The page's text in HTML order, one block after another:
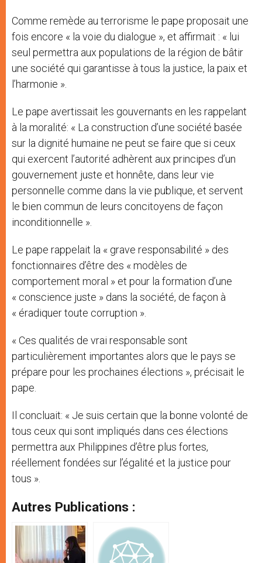
Comme remède au terrorisme le pape proposait une
fois encore « la voie du dialogue », et affirmait : « lui
seul permettra aux populations de la région de bâtir
une société qui garantisse à tous la justice, la paix et
l’harmonie ».
Le pape avertissait les gouvernants en les rappelant
à la moralité: « La construction d’une société basée
sur la dignité humaine ne peut se faire que si ceux
qui exercent l’autorité adhèrent aux principes d’un
gouvernement juste et honnête, dans leur vie
personnelle comme dans la vie publique, et servent
le bien commun de leurs concitoyens de façon
inconditionnelle ».
Le pape rappelait la « grave responsabilité » des
fonctionnaires d’être des « modèles de
comportement moral » et pour la formation d’une
« conscience juste » dans la société, de façon à
« éradiquer toute corruption ».
« Ces qualités de vrai responsable sont
particulièrement importantes alors que le pays se
prépare pour les prochaines élections », précisait le
pape.
Il concluait: « Je suis certain que la bonne volonté de
tous ceux qui sont impliqués dans ces élections
permettra aux Philippines d’être plus fortes,
réellement fondées sur l’égalité et la justice pour
tous ».
Autres Publications :